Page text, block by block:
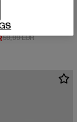
Preis: 53,99 EUR
59,99 EURAktionspreis: